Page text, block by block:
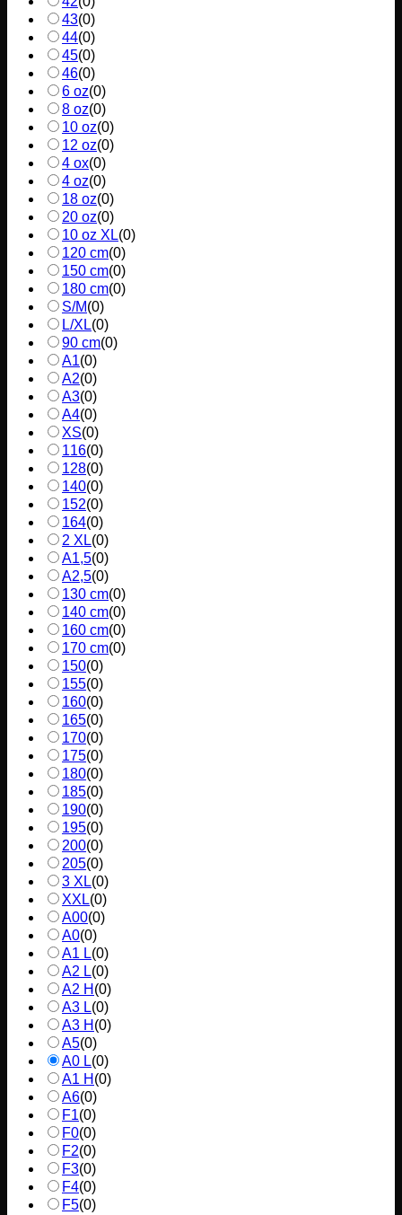
43(0)
44(0)
45(0)
46(0)
6 oz(0)
8 oz(0)
10 oz(0)
12 oz(0)
4 ox(0)
4 oz(0)
18 oz(0)
20 oz(0)
10 oz XL(0)
120 cm(0)
150 cm(0)
180 cm(0)
S/M(0)
L/XL(0)
90 cm(0)
A1(0)
A2(0)
A3(0)
A4(0)
XS(0)
116(0)
128(0)
140(0)
152(0)
164(0)
2 XL(0)
A1,5(0)
A2,5(0)
130 cm(0)
140 cm(0)
160 cm(0)
170 cm(0)
150(0)
155(0)
160(0)
165(0)
170(0)
175(0)
180(0)
185(0)
190(0)
195(0)
200(0)
205(0)
3 XL(0)
XXL(0)
A00(0)
A0(0)
A1 L(0)
A2 L(0)
A2 H (0)
A3 L(0)
A3 H (0)
A5(0)
A0 L(0)
A1 H (0)
A6(0)
F1(0)
F0(0)
F2(0)
F3(0)
F4(0)
F5(0)